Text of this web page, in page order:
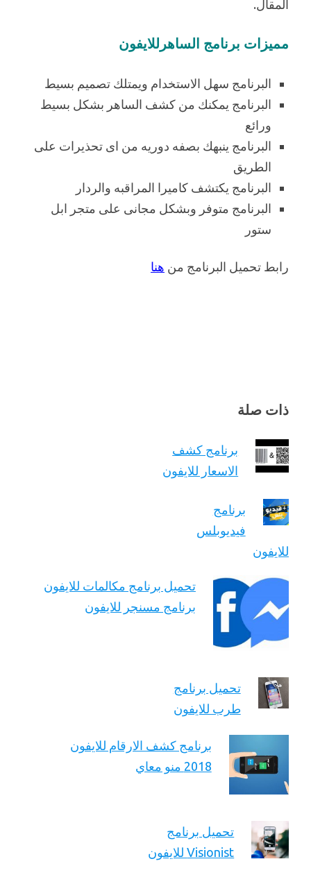
المقال.
مميزات برنامج الساهرللايفون
البرنامج سهل الاستخدام ويمتلك تصميم بسيط
البرنامج يمكنك من كشف الساهر بشكل بسيط
ورائع
البرنامج ينبهك بصفه دوريه من اى تحذيرات على
الطريق
البرنامج يكتشف كاميرا المراقبه والردار
البرنامج متوفر وبشكل مجانى على متجر ابل
ستور
رابط تحميل البرنامج من هنا
ذات صلة
برنامج كشف
الاسعار للايفون
برنامج
فيديوبلس
للايفون
تحميل برنامج مكالمات للايفون
برنامج مسنجر للايفون
تحميل برنامج
طرب للايفون
برنامج كشف الارقام للايفون
2018 منو معاي
تحميل برنامج
Visionist للايفون